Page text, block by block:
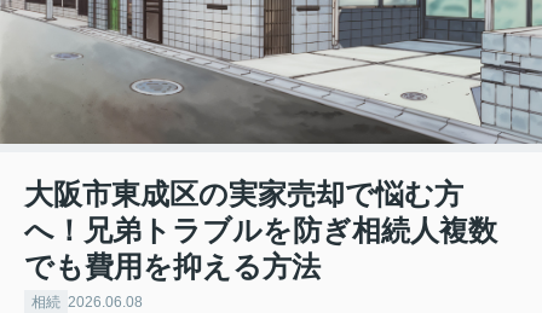
大阪市東成区の実家売却で悩む方
へ！兄弟トラブルを防ぎ相続人複数
でも費用を抑える方法
相続 2026.06.08